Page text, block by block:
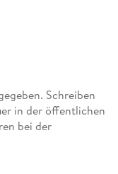
tätig.
Schreiben
in der öffentlichen
bei der